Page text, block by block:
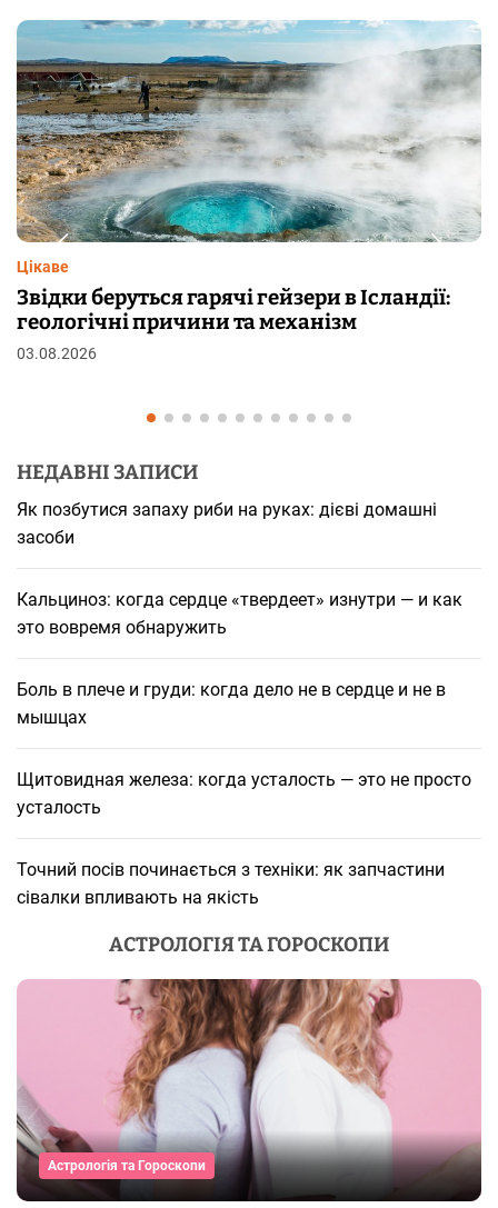
Чому від переляку з’являються мурашки
шкірі: фізіологія пілоерекції
29.07.2026
НЕДАВНІ ЗАПИСИ
Як позбутися запаху риби на руках: дієві домашні
засоби
Кальциноз: когда сердце «твердеет» изнутри — и как
это вовремя обнаружить
Боль в плече и груди: когда дело не в сердце и не в
мышцах
Щитовидная железа: когда усталость — это не просто
усталость
Точний посів починається з техніки: як запчастини
сівалки впливають на якість
АСТРОЛОГІЯ ТА ГОРОСКОПИ
Астрологія та Гороскопи